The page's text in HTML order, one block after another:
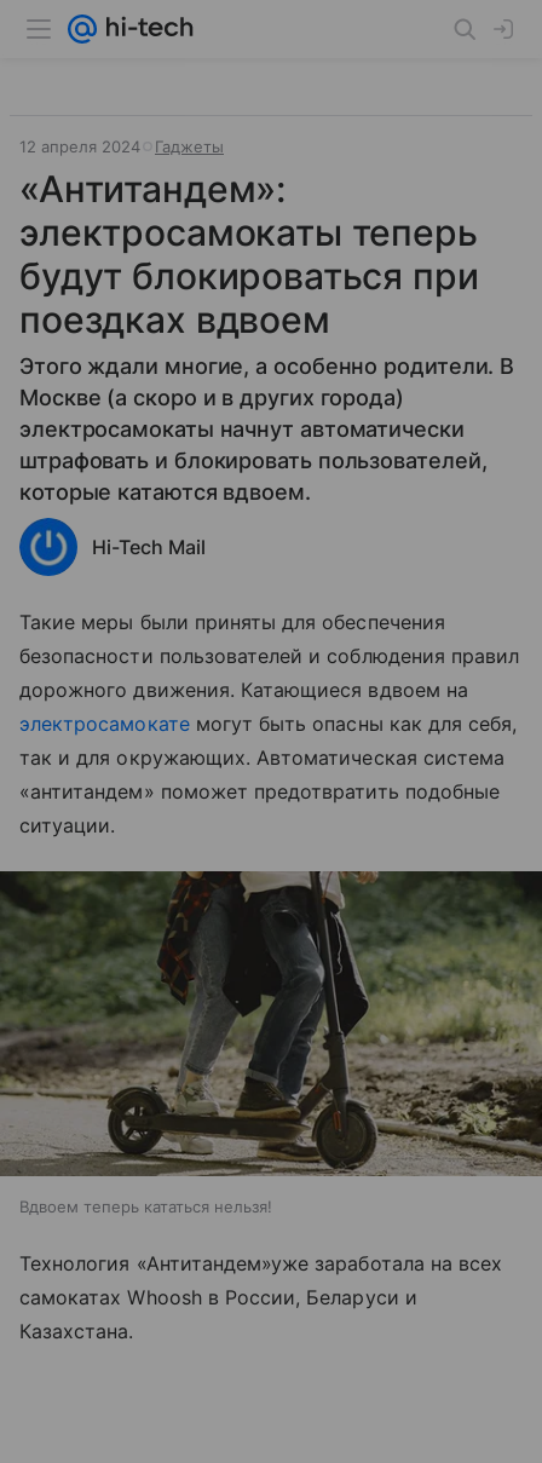
12 апреля 2024 Гаджеты
«Антитандем»:
электросамокаты теперь
будут блокироваться при
поездках вдвоем
Этого ждали многие, а особенно родители. В
Москве (а скоро и в других города)
электросамокаты начнут автоматически
штрафовать и блокировать пользователей,
которые катаются вдвоем.
Hi-Tech Mail
Такие меры были приняты для обеспечения
безопасности пользователей и соблюдения правил
дорожного движения. Катающиеся вдвоем на
электросамокатемогут быть опасны как для себя,
так и для окружающих. Автоматическая система
«антитандем» поможет предотвратить подобные
ситуации.
Вдвоем теперь кататься нельзя!
Технология «Антитандем»уже заработала на всех
самокатах Whoosh в России, Беларуси и
Казахстана.